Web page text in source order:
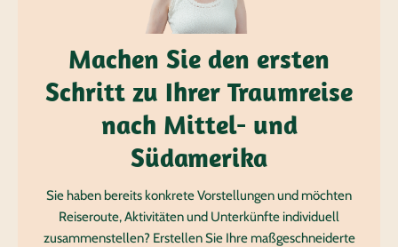
Machen Sie den ersten
Schritt zu Ihrer Traumreise
nach Mittel- und
Südamerika
Sie haben bereits konkrete Vorstellungen und möchten
Reiseroute, Aktivitäten und Unterkünfte individuell
zusammenstellen? Erstellen Sie Ihre maßgeschneiderte